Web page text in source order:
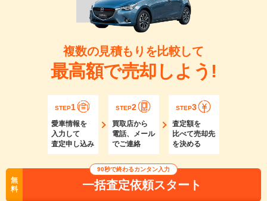
複数の見積もりを比較して
最高額で売却しよう!
STEP1
愛車情報を
入力して
査定申し込み
STEP2
買取店から
電話、メール
でご連絡
STEP3
査定額を
比べて売却先
を決める
無
料
90秒で終わるカンタン入力
一括査定依頼スタート